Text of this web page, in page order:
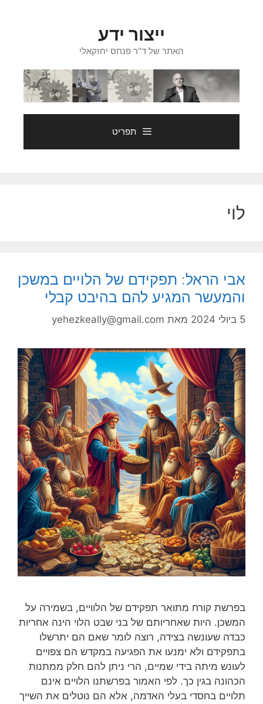
ייצור ידע
האתר של ד"ר פנחס יחזקאלי
תפריט
לוי
אבי הראל: תפקידם של הלויים במשכן
והמעשר המגיע להם בהיבט קבלי
5 ביולי 2024 מאת yehezkeally@gmail.com
בפרשת קורח מתואר תפקידם של הלוויים, בשמירה על
המשכן. היות שאחריותם של בני שבט הלוי הינה אחריות
כבדה שעונשה בצידה, רוצה לומר שאם הם יתרשלו
בתפקידם ולא ימנעו את הפגיעה במקדש הם צפויים
לעונש מיתה בידי שמיים, הרי ניתן להם חלק ממתנות
הכהונה בגין כך. לפי האמור בפרשתנו הלויים אינם
תלויים בחסדי בעלי האדמה, אלא הם נוטלים את השייך